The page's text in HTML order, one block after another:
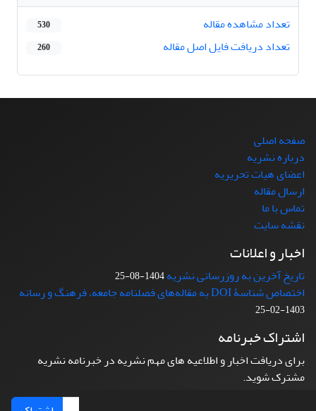
تعداد مشاهده مقاله
530
تعداد دریافت فایل اصل مقاله 260
صفحه اصلی
درباره نشریه
اعضای هیات تحریریه
ارسال مقاله
تماس با ما
نقشه سایت
اخبار و اعلانات
تاریخ آخرین به روزرسانی نشریه1404-08-25
اختصاص شناسۀ DOI به مقاله‌های فصلنامه جامعه، فرهنگ و رسانه
1403-02-25
اشتراک خبرنامه
برای دریافت اخبار و اطلاعیه های مهم نشریه در خبرنامه نشریه
مشترک شوید.